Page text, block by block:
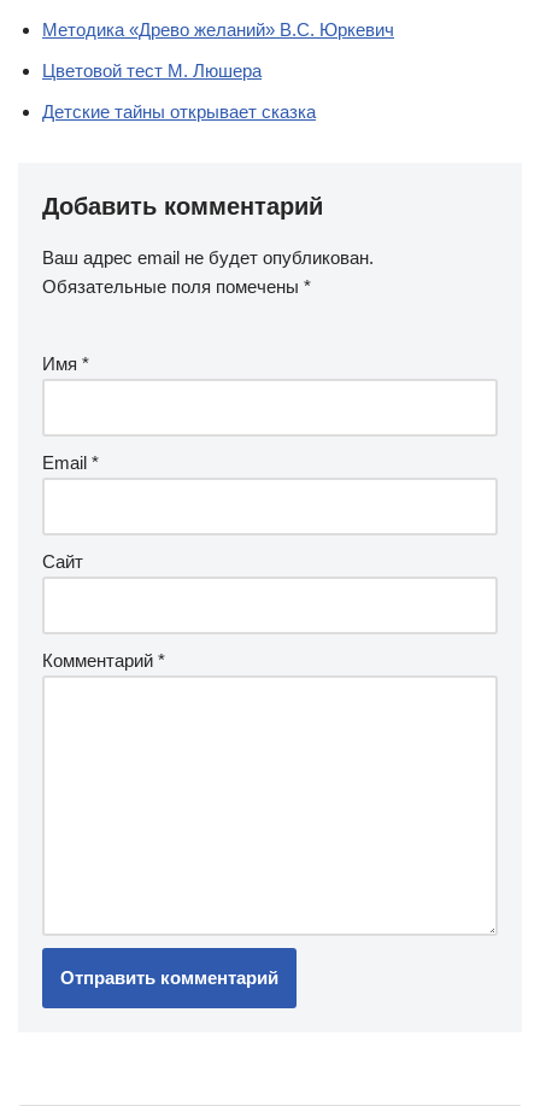
Методика «Древо желаний» В.С. Юркевич
Цветовой тест М. Люшера
Детские тайны открывает сказка
Добавить комментарий
Ваш адрес email не будет опубликован.
Обязательные поля помечены *
Имя *
Email *
Сайт
Комментарий *